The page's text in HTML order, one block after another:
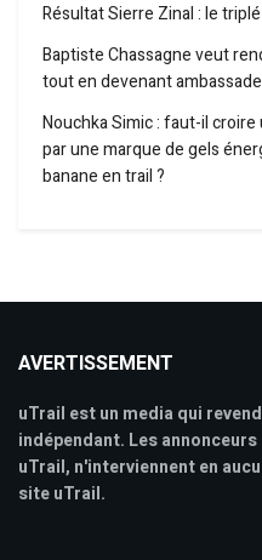
Résultat Sierre Zinal : le
Baptiste Chassagne veut
tout en devenant
Nouchka Simic : faut-il
par une marque de gels
banane en trail ?
AVERTISSEMENT
uTrail est un media qui
indépendant. Les
uTrail, n'interviennent en
site uTrail.